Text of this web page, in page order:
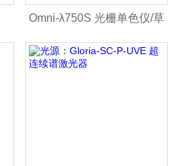
Omni-λ750S 光栅单色仪/草
莓视频APP在线观看仪